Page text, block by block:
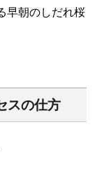
早朝のしだれ桜
スの仕方